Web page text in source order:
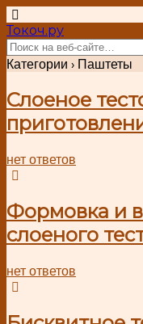
Токоч.ру
Категории › Паштеты
Слоеное
нет ответов
Формовка и
слоеного
нет ответов